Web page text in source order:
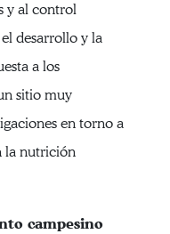
y al control
desarrollo y la
a los
sitio muy
en torno a
la nutrición
campesino